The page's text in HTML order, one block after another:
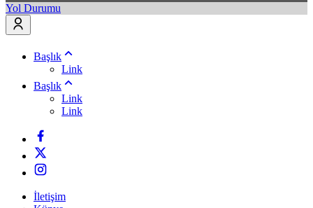
Yol Durumu
Başlık
Link
Başlık
Link
Link
İletişim